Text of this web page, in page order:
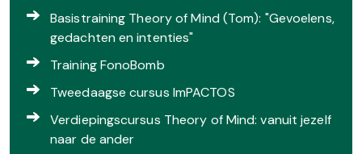
Basistraining Theory of Mind (Tom): "Gevoelens,
gedachten en intenties"
Training FonoBomb
Tweedaagse cursus ImPACTOS
Verdiepingscursus Theory of Mind: vanuit jezelf
naar de ander